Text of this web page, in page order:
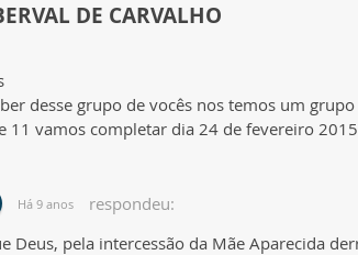
DE CARVALHO
desse grupo de vocês nos temos um
11 vamos completar dia 24 de fevereiro
Há 9 anos
respondeu:
Deus, pela intercessão da Mãe Aparecida